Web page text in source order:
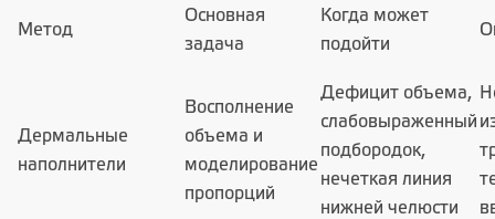
Метод
Основная
задача
Когда может
подойти
Дермальные
наполнители
Восполнение
объема и
моделирование
пропорций
Дефицит объема,
слабовыраженный
подбородок,
нечеткая линия
нижней челюсти